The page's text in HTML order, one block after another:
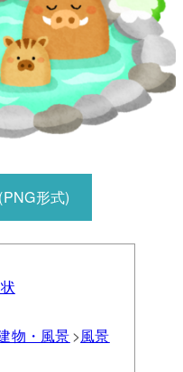
形式)
物・風景 風景